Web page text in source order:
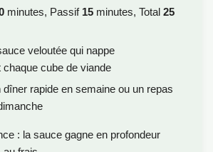
minutes, Passif 15 minutes, Total 25
veloutée qui nappe
cube de viande
dîner rapide en semaine ou un repas
: la sauce gagne en profondeur